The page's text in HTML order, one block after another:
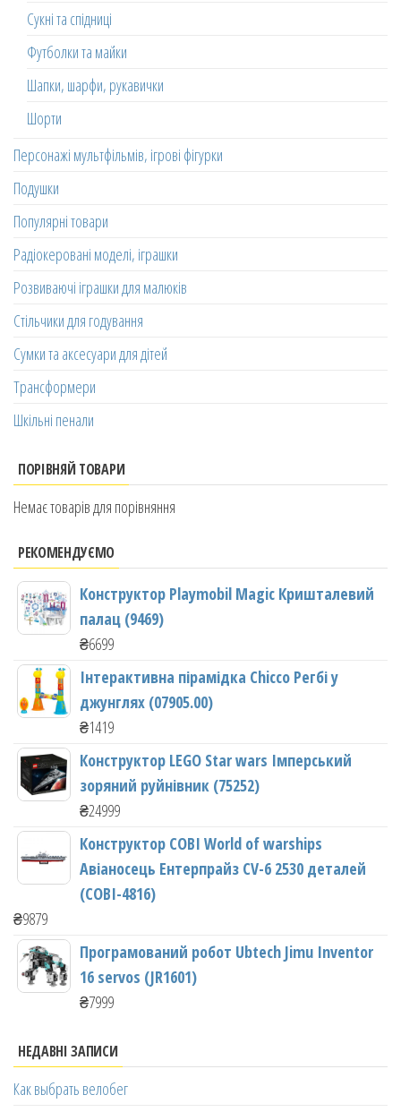
Сукні та спідниці
Футболки та майки
Шапки, шарфи, рукавички
Шорти
Персонажі мультфільмів, ігрові фігурки
Подушки
Популярні товари
Радіокеровані моделі, іграшки
Розвиваючі іграшки для малюків
Стільчики для годування
Сумки та аксесуари для дітей
Трансформери
Шкільні пенали
ПОРІВНЯЙ ТОВАРИ
Немає товарів для порівняння
РЕКОМЕНДУЄМО
Конструктор Playmobil Magic Кришталевий
палац (9469)
₴6699
Інтерактивна пірамідка Chicco Регбі у
джунглях (07905.00)
₴1419
Конструктор LEGO Star wars Імперський
зоряний руйнівник (75252)
₴24999
Конструктор COBI World of warships
Авіаносець Ентерпрайз CV-6 2530 деталей
(COBI-4816)
₴9879
Програмований робот Ubtech Jimu Inventor
16 servos (JR1601)
₴7999
НЕДАВНІ ЗАПИСИ
Как выбрать велобег